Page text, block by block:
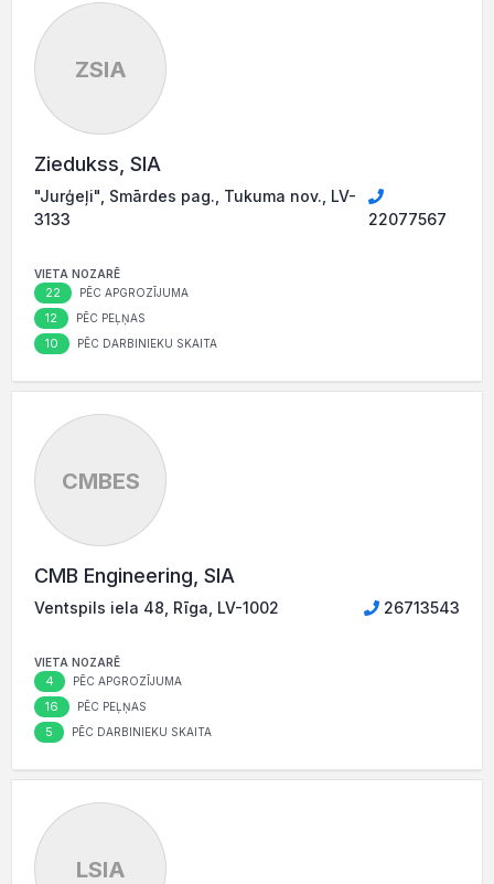
ZSIA
Ziedukss, SIA
"Jurģeļi", Smārdes pag., Tukuma nov., LV-
3133
22077567
VIETA NOZARĒ
22 PĒC APGROZĪJUMA
12 PĒC PEĻŅAS
10 PĒC DARBINIEKU SKAITA
CMBES
CMB Engineering, SIA
Ventspils iela 48, Rīga, LV-1002 26713543
VIETA NOZARĒ
4 PĒC APGROZĪJUMA
16 PĒC PEĻŅAS
5 PĒC DARBINIEKU SKAITA
LSIA